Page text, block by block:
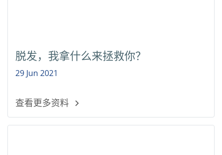
脱发，我拿什么来拯救你？
29 Jun 2021
查看更多资料